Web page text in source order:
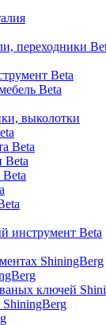
переходники
Beta
Beta
выколотки
Beta
Beta
инструмент Beta
ShiningBerg
ключей